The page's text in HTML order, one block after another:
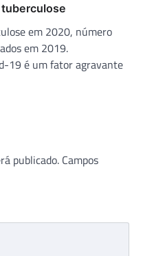
em 2020, número
em 2019.
19 é um fator agravante
publicado. Campos